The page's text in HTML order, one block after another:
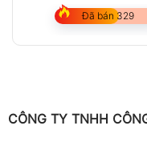
Đã bán 329
CÔNG TY TNHH